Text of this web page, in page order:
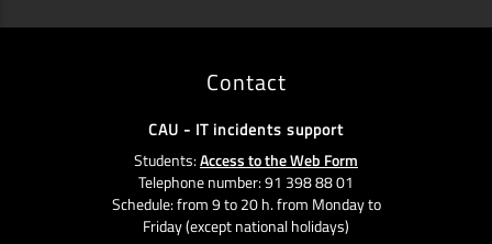
Contact
CAU - IT incidents support
Students:Access to the Web Form
Telephone number: 91 398 88 01
Schedule: from 9 to 20 h. from Monday to
Friday (except national holidays)